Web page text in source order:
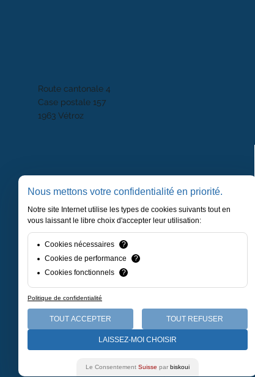
Route cantonale 4
Case postale 157
1963 Vétroz
Nous mettons votre confidentialité en priorité.
Notre site Internet utilise les types de cookies suivants tout en
vous laissant le libre choix d'accepter leur utilisation:
Cookies nécessaires
?
Cookies de performance
?
Cookies fonctionnels
?
Politique de confidentialité
TOUT ACCEPTER TOUT REFUSER
LAISSEZ-MOI CHOISIR
Le Consentement Suisse par biskoui